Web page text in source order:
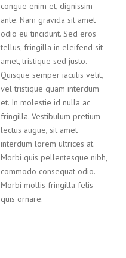
congue enim et, dignissim
ante. Nam gravida sit amet
odio eu tincidunt. Sed eros
tellus, fringilla in eleifend sit
amet, tristique sed justo.
Quisque semper iaculis velit,
vel tristique quam interdum
et. In molestie id nulla ac
fringilla. Vestibulum pretium
lectus augue, sit amet
interdum lorem ultrices at.
Morbi quis pellentesque nibh,
commodo consequat odio.
Morbi mollis fringilla felis
quis ornare.